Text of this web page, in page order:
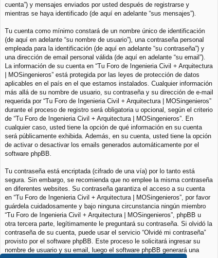
cuenta”) y mensajes enviados por usted después de registrarse y
mientras se haya identificado (de aquí en adelante “sus mensajes”).
Tu cuenta como mínimo constará de un nombre único de identificación
(de aquí en adelante “su nombre de usuario”), una contraseña personal
empleada para la identificación (de aquí en adelante “su contraseña”) y
una dirección de email personal válida (de aquí en adelante “su email”).
La información de su cuenta en “Tu Foro de Ingenieria Civil + Arquitectura
| MOSingenieros” está protegida por las leyes de protección de datos
aplicables en el país en el que estamos instalados. Cualquier información
más allá de su nombre de usuario, su contraseña y su dirección de e-mail
requerida por “Tu Foro de Ingenieria Civil + Arquitectura | MOSingenieros”
durante el proceso de registro será obligatoria u opcional, según el criterio
de “Tu Foro de Ingenieria Civil + Arquitectura | MOSingenieros”. En
cualquier caso, usted tiene la opción de qué información en su cuenta
será públicamente exhibida. Además, en su cuenta, usted tiene la opción
de activar o desactivar los emails generados automáticamente por el
software phpBB.
Tu contraseña está encriptada (cifrado de una vía) por lo tanto está
segura. Sin embargo, se recomienda que no emplee la misma contraseña
en diferentes websites. Su contraseña garantiza el acceso a su cuenta
en “Tu Foro de Ingenieria Civil + Arquitectura | MOSingenieros”, por favor
guárdela cuidadosamente y bajo ninguna circunstancia ningún miembro
“Tu Foro de Ingenieria Civil + Arquitectura | MOSingenieros”, phpBB u
otra tercera parte, legítimamente le preguntará su contraseña. Si olvidó la
contraseña de su cuenta, puede usar el servicio “Olvidé mi contraseña”
provisto por el software phpBB. Este proceso le solicitará ingresar su
nombre de usuario y su email, luego el software phpBB generará una